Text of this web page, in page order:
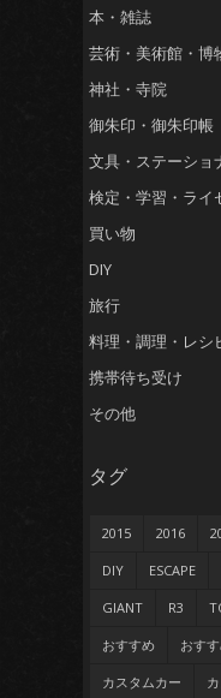
本・雑誌
芸術・美術館・博
神社・寺院
御朱印・御朱印帳
文具・ステーショ
検定・学習・ライ
買い物
DIY
旅行
料理・調理・レシ
携帯待ち受け
その他
タグ
2015 2016
DIY ESCAPE
GIANT R3
おすすめ おす
カスタムカー